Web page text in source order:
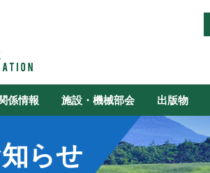
係情報 施設・機械部会 出版物
らせ